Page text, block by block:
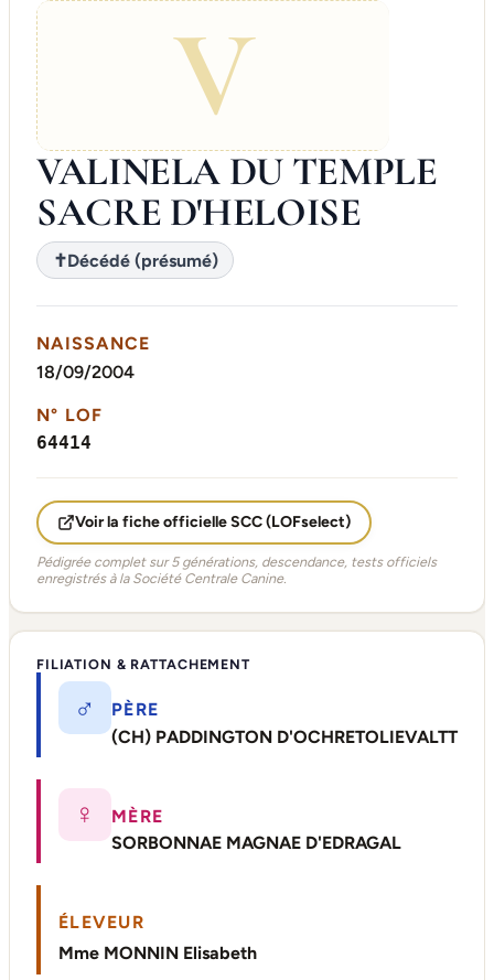
V
VALINELA DU TEMPLE
SACRE D'HELOISE
✝Décédé (présumé)
NAISSANCE
18/09/2004
N° LOF
64414
Voir la fiche officielle SCC (LOFselect)
Pédigrée complet sur 5 générations, descendance, tests officiels
enregistrés à la Société Centrale Canine.
FILIATION & RATTACHEMENT
♂
PÈRE
(CH) PADDINGTON D'OCHRETOLIEVALTT
♀
MÈRE
SORBONNAE MAGNAE D'EDRAGAL
ÉLEVEUR
Mme MONNIN Elisabeth